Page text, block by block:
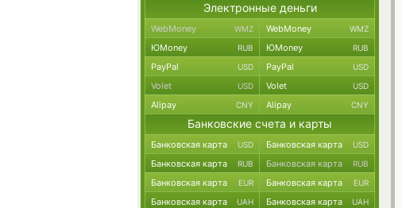
Электронные деньги
WebMoney WMZ WebMoney WMZ
ЮMoney RUB ЮMoney RUB
PayPal USD PayPal USD
Volet USD Volet USD
Alipay CNY Alipay CNY
Банковские счета и карты
Банковская карта USD Банковская карта USD
Банковская карта RUB Банковская карта RUB
Банковская карта EUR Банковская карта EUR
Банковская карта UAH Банковская карта UAH